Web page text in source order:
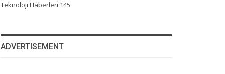
Teknoloji Haberleri 145
ADVERTISEMENT